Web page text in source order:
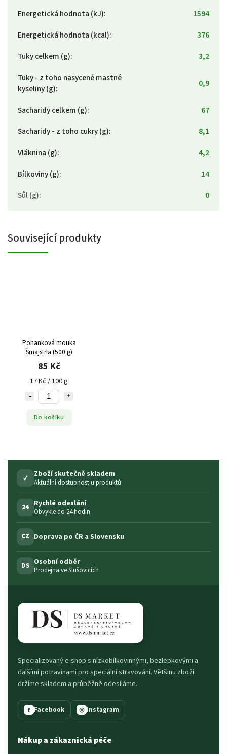
Energetická hodnota (kJ):
1594
Energetická hodnota (kcal):
376
Tuky celkem (g):
3,2
Tuky - z toho nasycené mastné
kyseliny (g): 0,9
Sacharidy celkem (g):
67
Sacharidy - z toho cukry (g):
8,1
Vláknina (g):
4,2
Bílkoviny (g):
14
Sůl (g): 0
Související produkty
Pohanková mouka
Šmajstrla (500 g)
85 Kč
17 Kč / 100 g
Do košíku
✓ Zboží skutečně skladem
Aktuální dostupnost u produktů
24 Rychlé odeslání
Obvykle do 24 hodin
CZ Doprava po ČR a Slovensku
DS Osobní odběr
Prodejna ve Slušovicích
Specializovaný e-shop s nízkobílkovinnými, bezlepkovými a
dalšími potravinami pro speciální stravování. Většinu zboží
držíme skladem a průběžně odesíláme.
f Facebook ◎ Instagram
Nákup a zákaznická péče